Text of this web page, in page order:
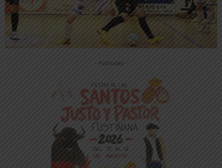
-- Publicidad --